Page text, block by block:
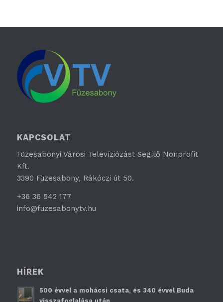
KAPCSOLAT
Füzesabonyi Városi Televíziózást Segítő Nonprofit
Kft.
3390 Füzesabony, Rákóczi út 50.
+36 36 542 177
info@fuzesabonytv.hu
HÍREK
500 évvel a mohácsi csata, és 340 évvel Buda